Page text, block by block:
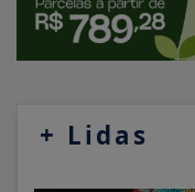
+ Lidas